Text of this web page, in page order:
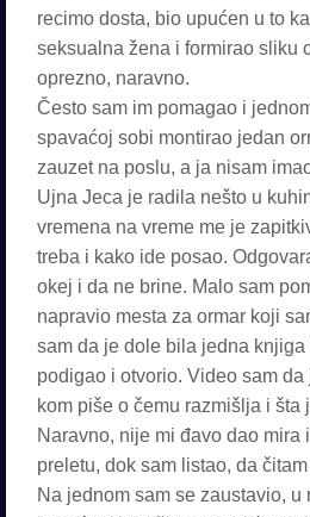
recimo dosta, bio upućen u to
seksualna žena i formirao sliku
oprezno, naravno.
Često sam im pomagao i
spavaćoj sobi montirao jedan
zauzet na poslu, a ja nisam
Ujna Jeca je radila nešto u
vremena na vreme me je
treba i kako ide posao.
okej i da ne brine. Malo sam
napravio mesta za ormar koji
sam da je dole bila jedna
podigao i otvorio. Video sam
kom piše o čemu razmišlja i šta
Naravno, nije mi đavo dao mira
preletu, dok sam listao, da
Na jednom sam se zaustavio,